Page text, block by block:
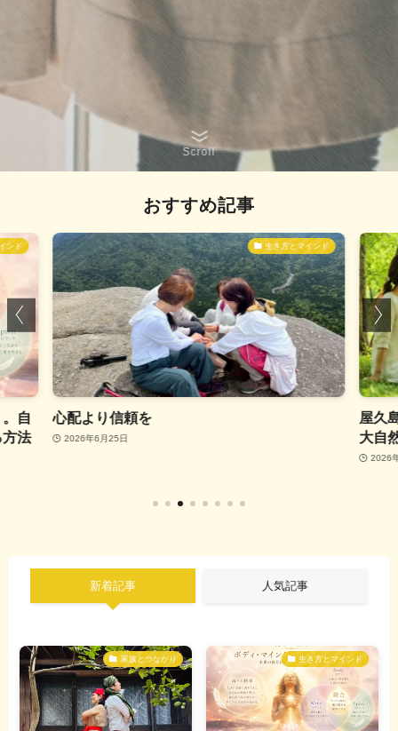
Scroll
おすすめ記事
ンド
自
法
生き方とマインド
心配より信頼を
2026年6月25日
屋久
大自
2026
新着記事 人気記事
家族とつながり 生き方とマインド